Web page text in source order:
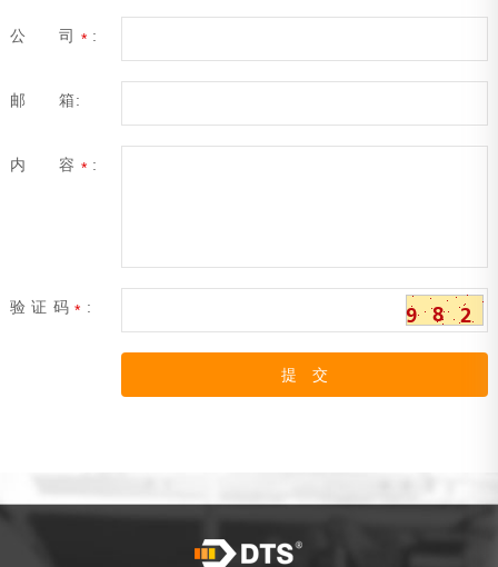
公 司 * :
邮 箱:
内 容 * :
验 证 码 * :